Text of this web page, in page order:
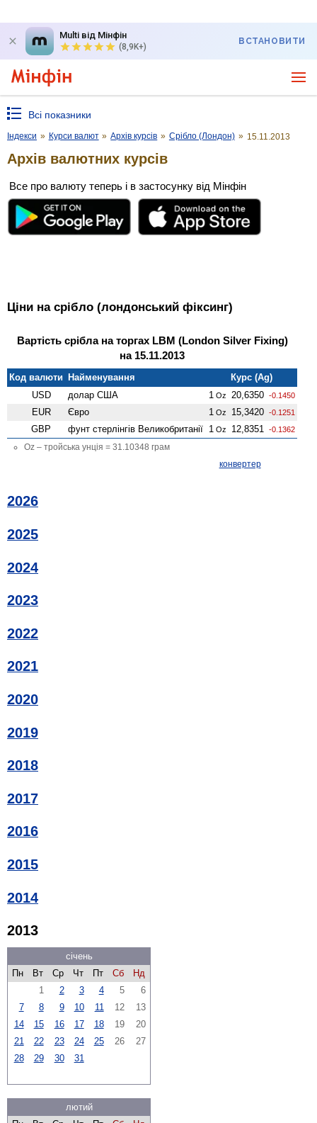
Multi від Мінфін
(8,9K+)
ВСТАНОВИТИ
Всі показники
Індекси » Курси валют » Архів курсів » Срібло (Лондон) » 15.11.2013
Архів валютних курсів
Все про валюту теперь і в застосунку від Мінфін
Ціни на срібло (лондонський фіксинг)
Вартість срібла на торгах LBM (London Silver Fixing)
на 15.11.2013
Код валюти Найменування
Курс (Ag)
USD
долар США 1 Oz 20,6350 -0.1450
EUR Євро 1 Oz 15,3420 -0.1251
GBP фунт стерлінгів Велико­британії 1 Oz 12,8351 -0.1362
Oz – тройська унція = 31.10348 грам
конвертер
2026
2025
2024
2023
2022
2021
2020
2019
2018
2017
2016
2015
2014
2013
січень
Пн
Вт Ср Чт Пт Сб
Нд
1
2 3 4 5
6
7
8 9 10 11 12
13
14
15 16 17 18 19
20
21
22 23 24 25 26
27
28
29 30 31
лютий